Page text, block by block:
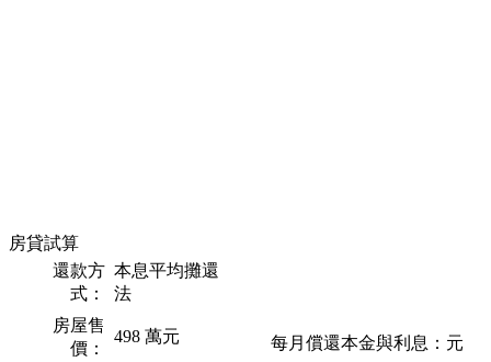
房貸試算
還款方
式：
本息平均攤還
法
房屋售
價：
498萬元 每月償還本金與利息： 元